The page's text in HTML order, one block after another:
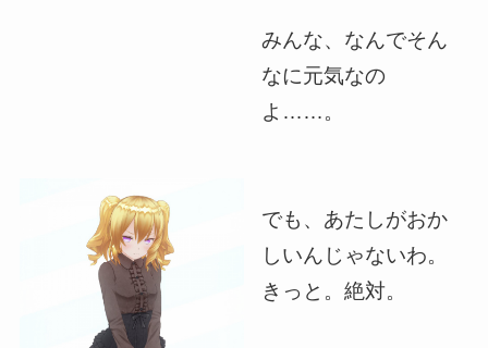
みんな、なんでそん
なに元気なの
よ……。
でも、あたしがおか
しいんじゃないわ。
きっと。絶対。